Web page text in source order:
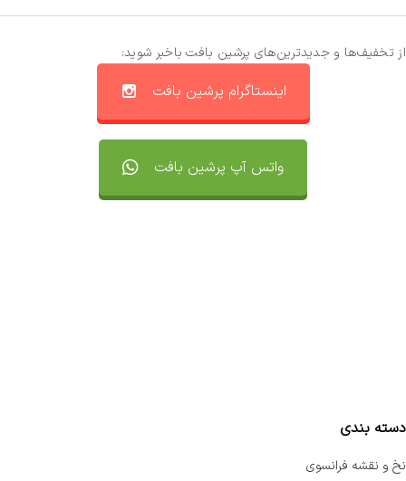
از تخفیف‌ها و جدیدترین‌های پرشین بافت باخبر شوید:
اینستاگرام پرشین بافت
واتس آپ پرشین بافت
دسته بندی
نخ و نقشه فرانسوی